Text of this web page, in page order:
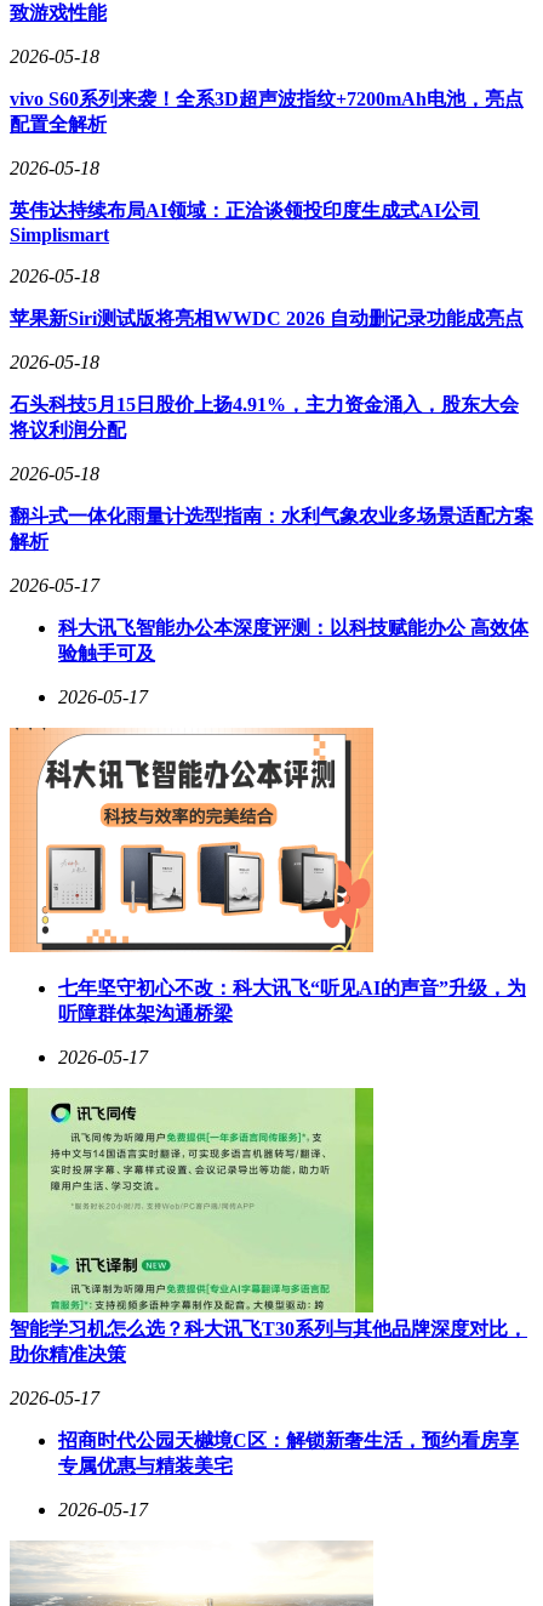
作为大型SUV，V9X的车身尺寸达到5299/2025/1825mm，轴
距长达3150mm，各项数据均超越同级主流六座SUV。智能化
智能与行车智能深度融合。座舱系统具备人物识别、主动关怀
功能，并能根据用户偏好自动调节环境参数；行车智能体则支
驶辅助场景的HiLight智慧大灯，大幅提升了行车安全性。
安全性能是V9X的另一大亮点。车身采用高强度材料打造，高
强钢、镁合金及铝合金占比达88.8%，最高强度达2200MPa。
主动安全系统配备支持120km/h时速刹停的AEB功能，以及可
控防护设计，确保极端情况下的安全性。车内环境达到母婴级
抗菌标准，核心控制系统满足ASIL D最高功能安全等级，敏
动力系统方面，2.0T超级Hi4混动系统在满电与馈电状态下均
6.3L/100km，CLTC综合续航里程达1700km。底盘配置堪称豪
转弯半径5.1米）、双向20°后轮转向（支持蟹行模式）以及
100mm悬架调节幅度的双腔闭式空气弹簧。官方测试数据显
示，车辆在160km/h时速下发生单侧双轮爆胎时，仍能保持车
致游戏性能
2026-05-18
vivo S60系列来袭！全系3D超声波指纹+7200mAh电池，亮点
配置全解析
2026-05-18
英伟达持续布局AI领域：正洽谈领投印度生成式AI公司
Simplismart
2026-05-18
苹果新Siri测试版将亮相WWDC 2026 自动删记录功能成亮点
2026-05-18
石头科技5月15日股价上扬4.91%，主力资金涌入，股东大会
将议利润分配
2026-05-18
翻斗式一体化雨量计选型指南：水利气象农业多场景适配方案
解析
2026-05-17
科大讯飞智能办公本深度评测：以科技赋能办公 高效体
验触手可及
2026-05-17
七年坚守初心不改：科大讯飞“听见AI的声音”升级，为
听障群体架沟通桥梁
2026-05-17
智能学习机怎么选？科大讯飞T30系列与其他品牌深度对比，
助你精准决策
2026-05-17
招商时代公园天樾境C区：解锁新奢生活，预约看房享
专属优惠与精装美宅
2026-05-17